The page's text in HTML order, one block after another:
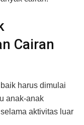
Cairan
harus dimulai
anak-anak
aktivitas luar